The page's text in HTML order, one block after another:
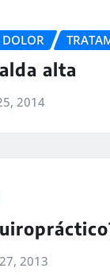
alta
2014
2013